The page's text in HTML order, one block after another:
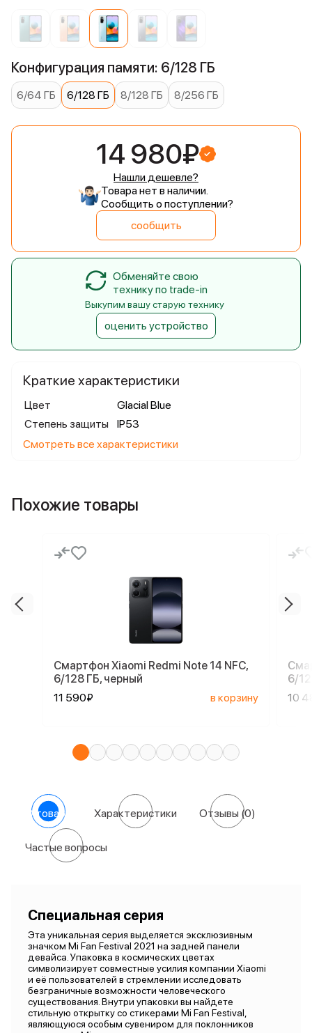
Краткие характеристики
Цвет
Glacial Blue
Степень защиты
IP53
Смотреть все характеристики
Конфигурация памяти: 6/128 ГБ
6/64 ГБ 6/128 ГБ 8/128 ГБ 8/256 ГБ
14 980₽
Нашли дешевле?
Товара нет в наличии.
Сообщить о поступлении?
сообщить
Обменяйте свою
технику по trade-in
Выкупим вашу старую технику
оценить устройство
Похожие товары
Смартфон Xiaomi Redmi Note 14 NFC,
6/128 ГБ, черный
11 590₽
в корзину
6/
10
О товаре Характеристики Отзывы (0)
Частые вопросы
Специальная серия
Эта уникальная серия выделяется эксклюзивным
значком Mi Fan Festival 2021 на задней панели
девайса. Упаковка в космических цветах
символизирует совместные усилия компании Xiaomi
и её пользователей в стремлении исследовать
безграничные возможности человеческого
существования. Внутри упаковки вы найдете
стильную открытку со стикерами Mi Fan Festival,
являющуюся особым сувениром для поклонников